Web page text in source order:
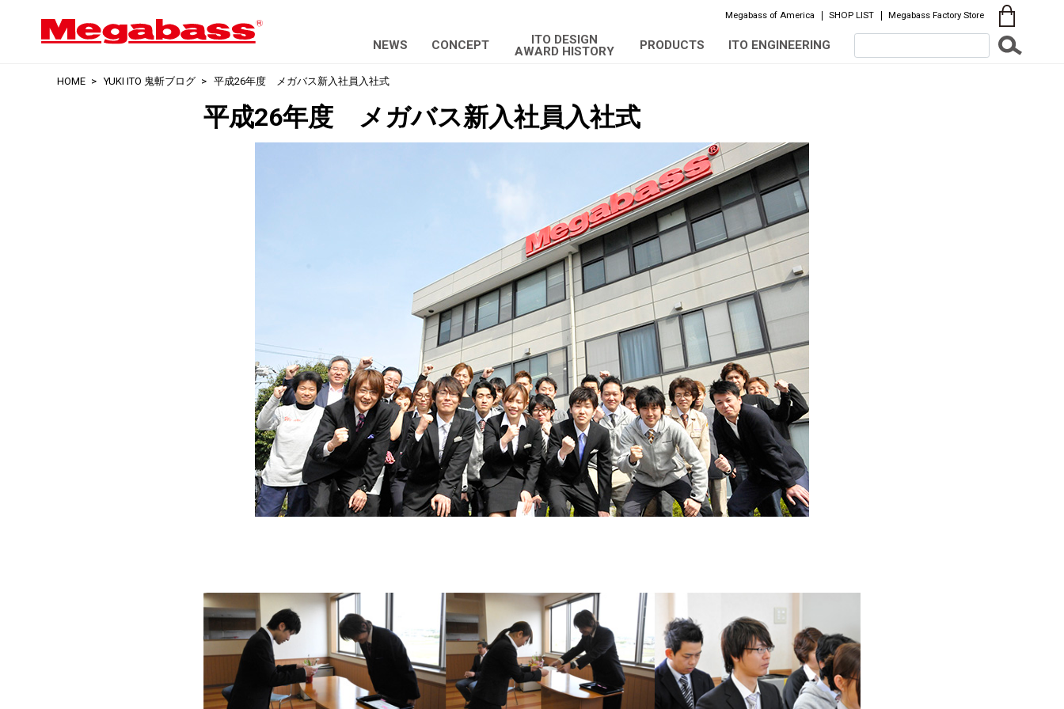
Megabass of America SHOP LIST Megabass Factory Store
NEWS CONCEPT
ITO DESIGN
AWARD HISTORY
PRODUCTS ITO ENGINEERING
HOME YUKI ITO 鬼斬ブログ 平成26年度 メガバス新入社員入社式
平成26年度 メガバス新入社員入社式